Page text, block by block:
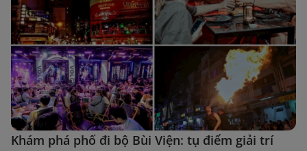
Khám phá phố đi bộ Bùi Viện: tụ điểm giải trí